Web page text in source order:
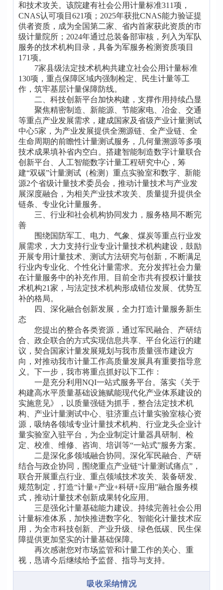
和技术攻关。该院建有社会公用计量标准311项，
CNAS认可项目621项；2025年获批CNAS能力验证提
供者资质，成为全国第二家、省内首家获此资质的市
级计量院所；2024年通过总装备部审核，列入为军队
服务的技术机构目录，具备为军服务检测资质项目
171项。
7家县级法定技术机构共建立社会公用计量标准
130项，重点保障区域内强制检定、民生计量等工
作，筑牢基层计量保障防线。
二、科技创新平台加快构建，支撑作用持续凸显
聚焦精密制造、新能源、节能家电、冶金、交通
等重点产业发展需求，建成国家及省级产业计量测试
中心5家，为产业发展提供全溯源链、全产业链、全
生命周期的前瞻性计量测试服务，几何量溯源等多项
技术成果填补省内空白。搭建智能制造数字计量联合
创新平台、人工智能数字计量工程研究中心，筹
建“双碳”计量测试（检测）重点实验室和数字、新能
源2个省级计量技术委员会，推动计量技术与产业发
展深度融合，为相关产业技术攻关、质量提升提供全
链条、专业化计量服务。
三、行业和社会机构协同发力，服务格局不断完
善
围绕国防军工、电力、气象、煤炭等重点行业发
展需求，大力支持行业专业计量技术机构建设，鼓励
开展专用计量技术、测试方法研究与创新，不断满足
行业内专业化、个性化计量需求。充分发挥社会力量
在计量服务中的补充作用。目前全市共有授权计量技
术机构21家，与法定技术机构形成错位发展、优势互
补的格局。
四、深化融合创新发展，全力打造计量服务新生
态
您提出的整合各类资源，通过军民融合、产研结
合、政企联合的方式实现信息共享、平台化运行的建
议，契合国家计量发展规划与我市质量强市建设方
向，对推动我市计量工作高质量发展具有重要指导意
义。下一步，我市将重点抓好以下工作：
一是充分利用NQI一站式服务平台。落实《关于
构建高水平质量基础设施赋能现代化产业体系建设的
实施意见》，以质量强链为抓手，整合法定技术机
构、产业计量测试中心、驻济重点计量实验室核心资
源，吸纳各领域专业计量技术机构、行业龙头企业计
量实验室入驻平台，为企业制定计量器具研制、检
定、校准、维修、咨询、培训等“一站式”服务方案。
二是深化多领域融合协同。深化军民融合、产研
结合与政企协同，围绕重点产业链“计量测试痛点”，
联合开展重点行业、重点领域技术攻关、装备研发、
规范制定，打造“计量+产业+科研+应用”融合服务模
式，推动计量技术创新成果转化应用。
三是强化计量基础能力建设。持续完善社会公用
计量标准体系，加快推进数字化、智能化计量技术应
用，为全市科技创新、产业升级、绿色低碳、民生保
障提供更加坚实的计量基础保障。
再次感谢您对市场监管和计量工作的关心、重
视，恳请今后继续给予监督、指导与支持。
吸收采纳情况